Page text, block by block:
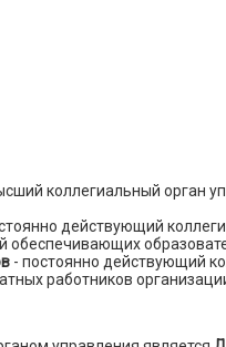
коллегиальный орган
действующий
обеспечивающих
- постоянно действующий
работников